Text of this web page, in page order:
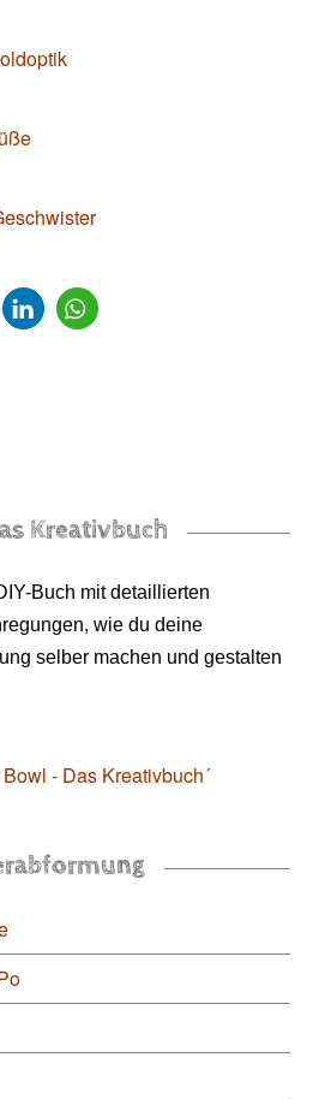
Kreativbuch
Buch mit detaillierten
wie du deine
selber machen und gestalten